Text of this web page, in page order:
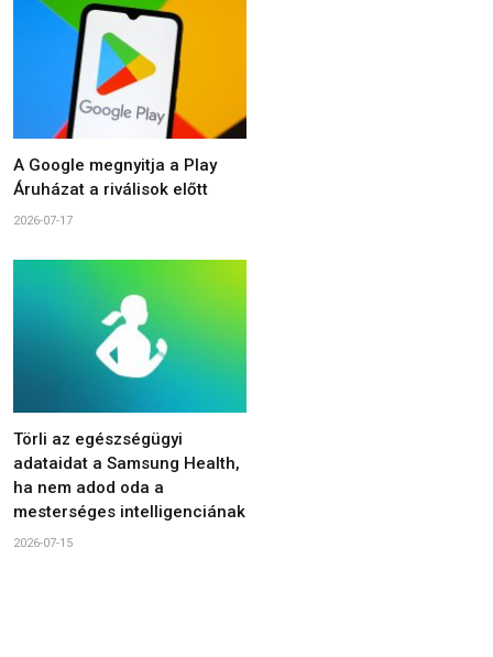
A Google megnyitja a Play
Áruházat a riválisok előtt
2026-07-17
Törli az egészségügyi
adataidat a Samsung Health,
ha nem adod oda a
mesterséges intelligenciának
2026-07-15